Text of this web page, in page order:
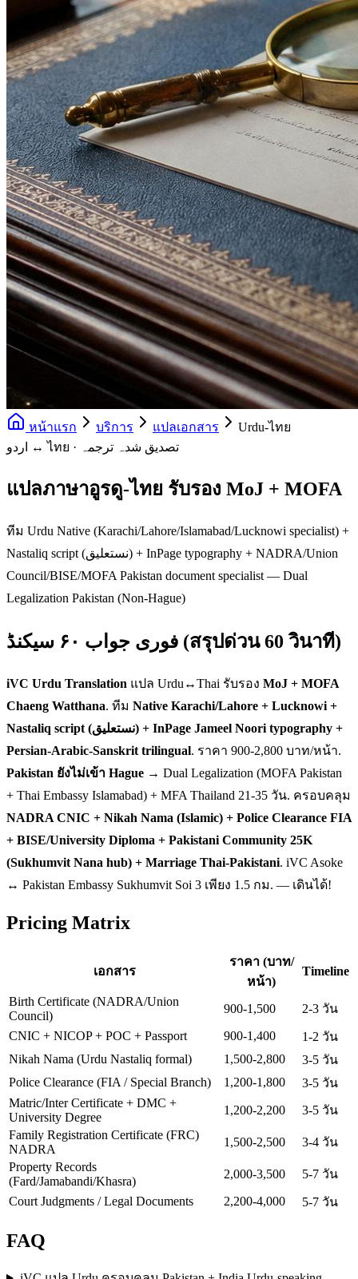
หน้าแรก บริการ แปลเอกสาร
Urdu-ไทย
اردو ↔ ไทย · تصدیق شدہ ترجمہ
แปลภาษาอูรดู-ไทย รับรอง MoJ + MOFA
ทีม Urdu Native (Karachi/Lahore/Islamabad/Lucknowi specialist) +
Nastaliq script (نستعلیق) + InPage typography + NADRA/Union
Council/BISE/MOFA Pakistan document specialist — Dual
Legalization Pakistan (Non-Hague)
فوری جواب ۶۰ سیکنڈ (สรุปด่วน 60 วินาที)
iVC Urdu Translation แปล Urdu↔Thai รับรอง MoJ + MOFA
Chaeng Watthana. ทีม Native Karachi/Lahore + Lucknowi +
Nastaliq script (نستعلیق) + InPage Jameel Noori typography +
Persian-Arabic-Sanskrit trilingual. ราคา 900-2,800 บาท/หน้า.
Pakistan ยังไม่เข้า Hague → Dual Legalization (MOFA Pakistan
+ Thai Embassy Islamabad) + MFA Thailand 21-35 วัน. ครอบคลุม
NADRA CNIC + Nikah Nama (Islamic) + Police Clearance FIA
+ BISE/University Diploma + Pakistani Community 25K
(Sukhumvit Nana hub) + Marriage Thai-Pakistani. iVC Asoke
↔ Pakistan Embassy Sukhumvit Soi 3 เพียง 1.5 กม. — เดินได้!
Pricing Matrix
เอกสาร
ราคา (บาท/
หน้า)
Timeline
Birth Certificate (NADRA/Union
Council)
900-1,500
2-3 วัน
CNIC + NICOP + POC + Passport
900-1,400
1-2 วัน
Nikah Nama (Urdu Nastaliq formal)
1,500-2,800
3-5 วัน
Police Clearance (FIA / Special Branch)
1,200-1,800
3-5 วัน
Matric/Inter Certificate + DMC +
University Degree
1,200-2,200
3-5 วัน
Family Registration Certificate (FRC)
NADRA
1,500-2,500
3-4 วัน
Property Records
(Fard/Jamabandi/Khasra)
2,000-3,500
5-7 วัน
Court Judgments / Legal Documents
2,200-4,000 5-7 วัน
FAQ